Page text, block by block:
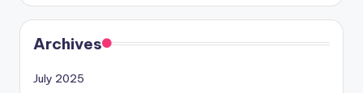
Archives
July 2025